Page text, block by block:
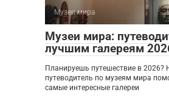
Музеи мира
Музеи мира:
лучшим галереям
Планируешь путешествие в 2026?
путеводитель по музеям мира
самые интересные галереи